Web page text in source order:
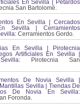
En Sevilla | Petardos
San Bartolomé.
En Sevilla | Cercados
Sevilla | Cerramientos
Cerramientos Gordo.
En Sevilla | Pirotecnia
Artificiales En Sevilla |
Pirotecnia San
De Novia Sevilla |
Sevilla | Tiendas De
De Novia En Sevilla:
Foronda.